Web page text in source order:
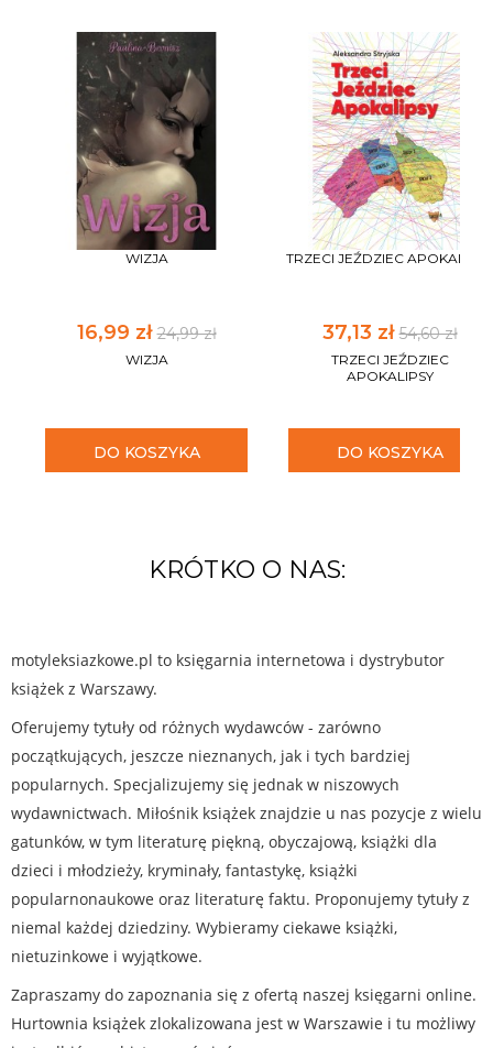
WIZJA
16,99 zł24,99 zł
WIZJA
DO KOSZYKA
TRZECI JEŹDZIEC APOKALIPSY
37,13 zł54,60 zł
TRZECI JEŹDZIEC
APOKALIPSY
DO KOSZYKA
KRÓTKO O NAS:
motyleksiazkowe.pl to księgarnia internetowa i dystrybutor
książek z Warszawy.
Oferujemy tytuły od różnych wydawców - zarówno
początkujących, jeszcze nieznanych, jak i tych bardziej
popularnych. Specjalizujemy się jednak w niszowych
wydawnictwach. Miłośnik książek znajdzie u nas pozycje z wielu
gatunków, w tym literaturę piękną, obyczajową, książki dla
dzieci i młodzieży, kryminały, fantastykę, książki
popularnonaukowe oraz literaturę faktu. Proponujemy tytuły z
niemal każdej dziedziny. Wybieramy ciekawe książki,
nietuzinkowe i wyjątkowe.
Zapraszamy do zapoznania się z ofertą naszej księgarni online.
Hurtownia książek zlokalizowana jest w Warszawie i tu możliwy